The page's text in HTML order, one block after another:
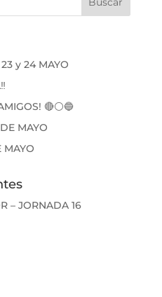
23 y 24 MAYO
🔴⚪🔵
MAYO
MAYO
– JORNADA 16